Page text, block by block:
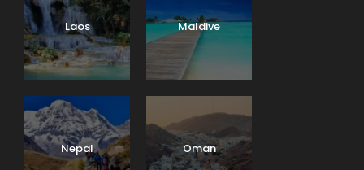
Laos Maldive
Nepal Oman